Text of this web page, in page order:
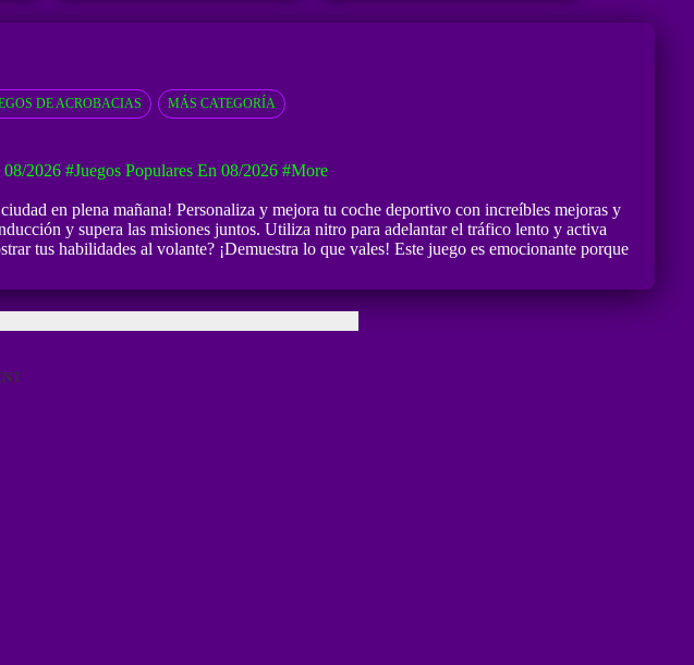
DE ACROBACIAS MÁS CATEGORÍA
08/2026 #Juegos Populares En 08/2026 #more
en plena mañana! Personaliza y mejora tu coche deportivo con increíbles mejoras y
y supera las misiones juntos. Utiliza nitro para adelantar el tráfico lento y activa
tus habilidades al volante? ¡Demuestra lo que vales! Este juego es emocionante porque